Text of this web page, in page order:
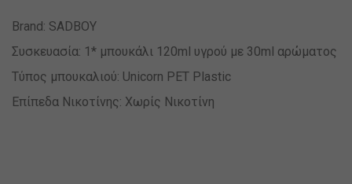
Brand: SADBOY
Συσκευασία: 1* μπουκάλι 120ml υγρού με 30ml αρώματος
Τύπος μπουκαλιού: Unicorn PET Plastic
Επίπεδα Νικοτίνης: Χωρίς Νικοτίνη